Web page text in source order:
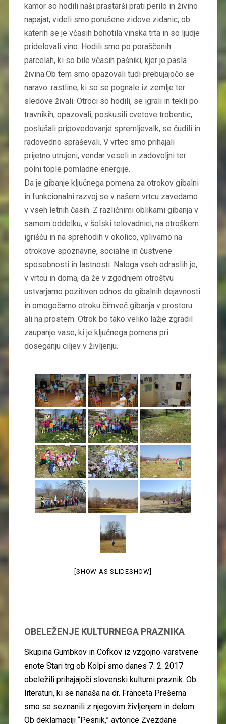
kamor so hodili naši prastarši prati perilo in živino
napajat; videli smo porušene zidove zidanic, ob
katerih se je včasih bohotila vinska trta in so ljudje
pridelovali vino. Hodili smo po poraščenih
parcelah, ki so bile včasih pašniki, kjer je pasla
živina.Ob tem smo opazovali tudi prebujajočo se
naravo: rastline, ki so se pognale iz zemlje ter
sledove živali. Otroci so hodili, se igrali in tekli po
travnikih, opazovali, poskusili cvetove trobentic,
poslušali pripovedovanje spremljevalk, se čudili in
radovedno spraševali. V vrtec smo prihajali
prijetno utrujeni, vendar veseli in zadovoljni ter
polni tople pomladne energije.
Da je gibanje ključnega pomena za otrokov gibalni
in funkcionalni razvoj se v našem vrtcu zavedamo
v vseh letnih časih. Z različnimi oblikami gibanja v
samem oddelku, v šolski telovadnici, na otroškem
igrišču in na sprehodih v okolico, vplivamo na
otrokove spoznavne, socialne in čustvene
sposobnosti in lastnosti. Naloga vseh odraslih je,
v vrtcu in doma, da že v zgodnjem otroštvu
ustvarjamo pozitiven odnos do gibalnih dejavnosti
in omogočamo otroku čimveč gibanja v prostoru
ali na prostem. Otrok bo tako veliko lažje zgradil
zaupanje vase, ki je ključnega pomena pri
doseganju ciljev v življenju.
[SHOW AS SLIDESHOW]
OBELEŽENJE KULTURNEGA PRAZNIKA
Skupina Gumbkov in Cofkov iz vzgojno-varstvene
enote Stari trg ob Kolpi smo danes 7. 2. 2017
obeležili prihajajoči slovenski kulturni praznik. Ob
literaturi, ki se nanaša na dr. Franceta Prešerna
smo se seznanili z njegovim življenjem in delom.
Ob deklamaciji “Pesnik,” avtorice Zvezdane